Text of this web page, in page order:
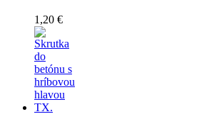
1,20 €